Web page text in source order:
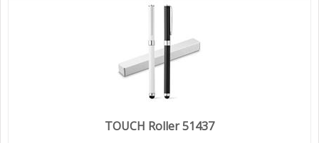
TOUCH Roller 51437